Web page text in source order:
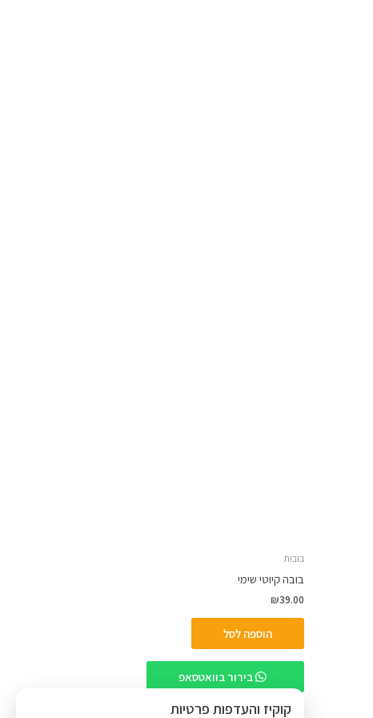
בובות
בובה קיוטי שימי
₪39.00
הוספה לסל
בירור בוואטסאפ
קוקיז והעדפות פרטיות